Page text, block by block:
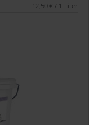
12,50 € / 1 Liter